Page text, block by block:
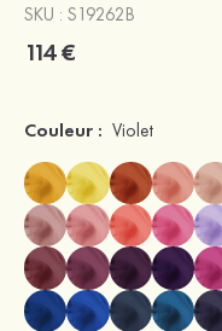
SKU : S19262B
114 €
Couleur : Violet